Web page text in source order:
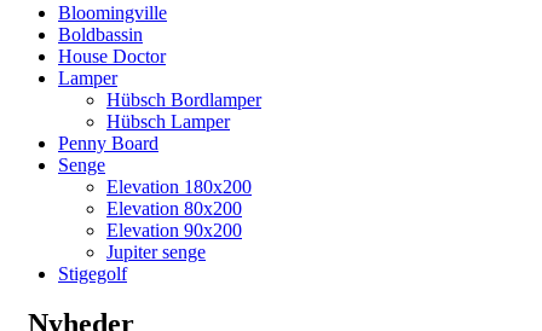
Bloomingville
Boldbassin
House Doctor
Lamper
Hübsch Bordlamper
Hübsch Lamper
Penny Board
Senge
Elevation 180x200
Elevation 80x200
Elevation 90x200
Jupiter senge
Stigegolf
Nyheder